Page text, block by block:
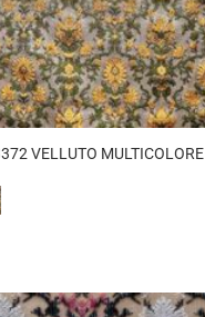
VELLUTO MULTICOLORE